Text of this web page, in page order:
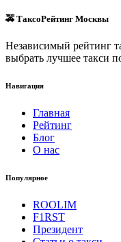
🚕 ТаксоРейтинг Москвы
Независимый рейтинг
выбрать лучшее такси
Навигация
Главная
Рейтинг
Блог
О нас
Популярное
ROOLIM
F1RST
Президент